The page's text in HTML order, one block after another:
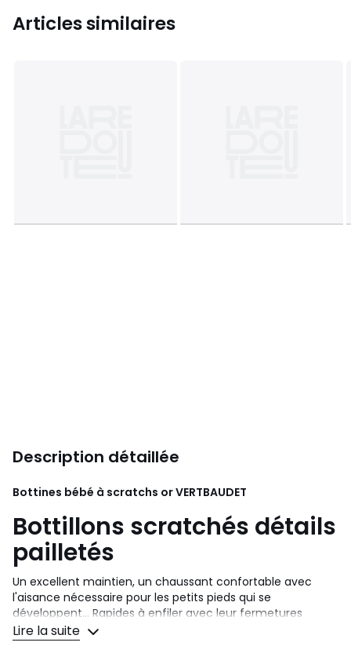
Articles similaires
Description détaillée
Bottines bébé à scratchs orVERTBAUDET
Bottillons scratchés détails
pailletés
Un excellent maintien, un chaussant confortable avec
l'aisance nécessaire pour les petits pieds qui se
développent... Rapides à enfiler avec leur fermetures
scratchée, lesbottillons
avec leurs jolis détails pailletés.
Lire la suite